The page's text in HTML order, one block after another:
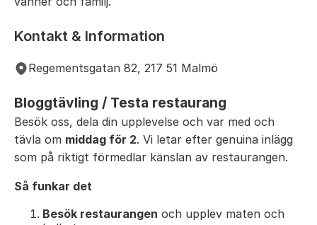
Kontakt & Information
Regementsgatan 82, 217 51 Malmö
Bloggtävling / Testa restaurang
Besök oss, dela din upplevelse och var med och
tävla om middag för 2. Vi letar efter genuina inlägg
som på riktigt förmedlar känslan av restaurangen.
Så funkar det
Besök restaurangen och upplev maten och